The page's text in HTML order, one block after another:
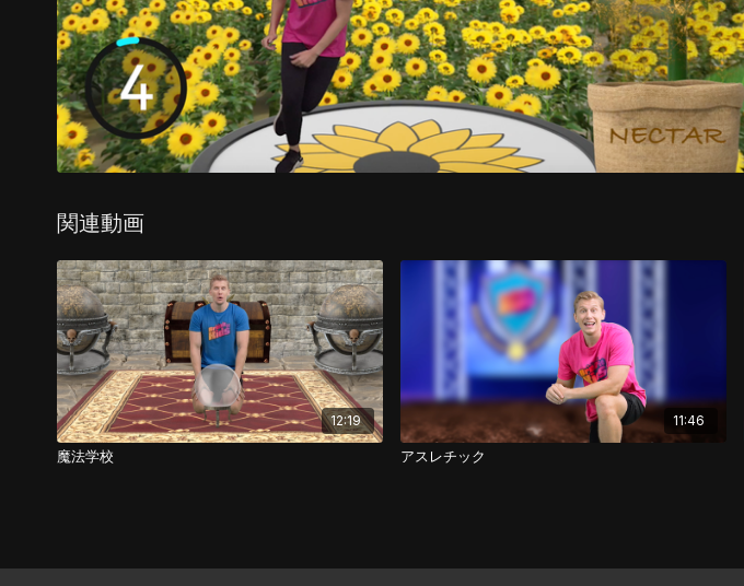
関連動画
12:19
魔法学校
11:46
アスレチック